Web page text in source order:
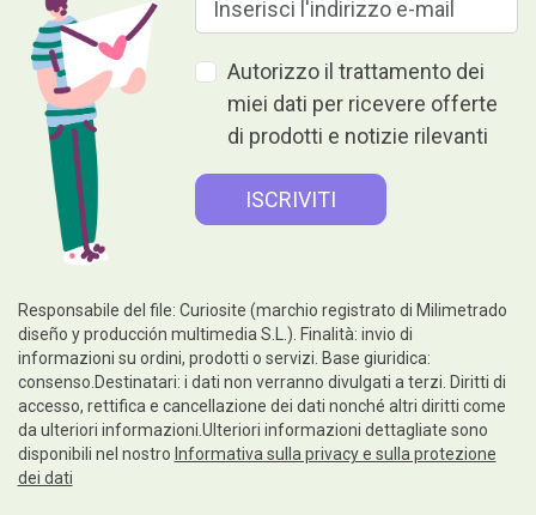
Autorizzo il trattamento dei
miei dati per ricevere offerte
di prodotti e notizie rilevanti
Responsabile del file: Curiosite (marchio registrato di Milimetrado
diseño y producción multimedia S.L.). Finalità: invio di
informazioni su ordini, prodotti o servizi. Base giuridica:
consenso.Destinatari: i dati non verranno divulgati a terzi. Diritti di
accesso, rettifica e cancellazione dei dati nonché altri diritti come
da ulteriori informazioni.Ulteriori informazioni dettagliate sono
disponibili nel nostro Informativa sulla privacy e sulla protezione
dei dati